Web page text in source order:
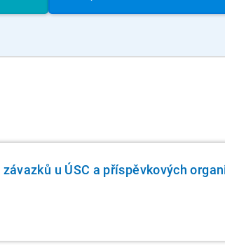
u ÚSC a příspěvkových